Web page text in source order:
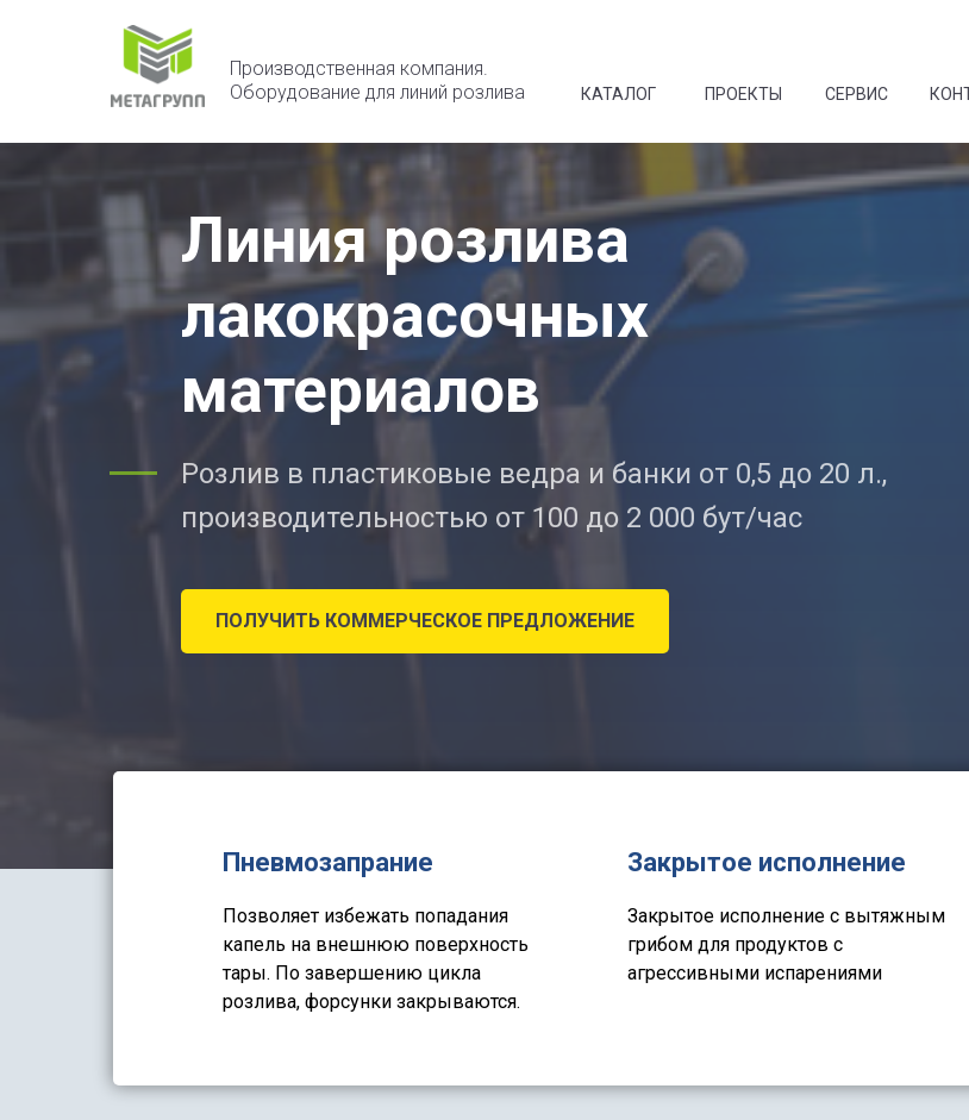
Производственная компания.
Оборудование для линий розлива
КАТАЛОГ ПРОЕКТЫ СЕРВИС
ПОЛУЧИТЬ КОММЕРЧЕСКОЕ ПРЕДЛОЖЕНИЕ
Розлив в пластиковые ведра и банки от 0,5 до 20 л.,
производительностью от 100 до 2 000 бут/час
Линия розлива
лакокрасочных
материалов
Закрытое исполнение
Закрытое исполнение с вытяжным
грибом для продуктов с
агрессивными испарениями
Пневмозапрание
Позволяет избежать попадания
капель на внешнюю поверхность
тары. По завершению цикла
розлива, форсунки закрываются.